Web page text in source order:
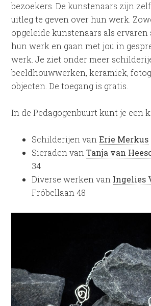
bezoekers. De kunstenaars zijn
uitleg te geven over hun werk.
opgeleide kunstenaars als ervaren
hun werk en gaan met jou in
werk. Je ziet onder meer
beeldhouwwerken, keramiek,
objecten. De toegang is gratis.
In de Pedagogenbuurt kunt je een
Schilderijen vanErie Merkus
Sieraden vanTanja van
34
Diverse werken van Ingelies
Fröbellaan 48